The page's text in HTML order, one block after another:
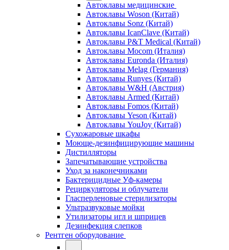
Автоклавы медицинские
Автоклавы Woson (Китай)
Автоклавы Sonz (Китай)
Автоклавы IcanClave (Китай)
Автоклавы P&T Medical (Китай)
Автоклавы Mocom (Италия)
Автоклавы Euronda (Италия)
Автоклавы Melag (Германия)
Автоклавы Runyes (Китай)
Автоклавы W&H (Австрия)
Автоклавы Armed (Китай)
Автоклавы Fomos (Китай)
Автоклавы Yeson (Китай)
Автоклавы YouJoy (Китай)
Сухожаровые шкафы
Моюще-дезинфицирующие машины
Дистилляторы
Запечатывающие устройства
Уход за наконечниками
Бактерицидные Уф-камеры
Рециркуляторы и облучатели
Гласперленовые стерилизаторы
Ультразвуковые мойки
Утилизаторы игл и шприцев
Дезинфекция слепков
Рентген оборудование